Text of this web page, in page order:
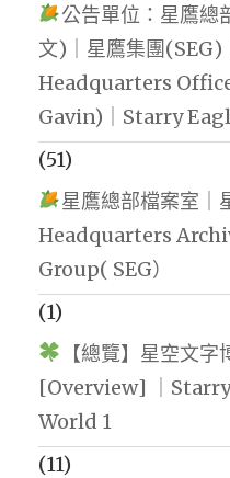
公告單位：星鷹總
文)｜星鷹集團
Headquarters
Gavin)｜Starry
(51)
星鷹總部檔案室
Headquarters
Group( SEG）
(1)
【總覽】星空文字
[Overview] ｜
World 1
(11)